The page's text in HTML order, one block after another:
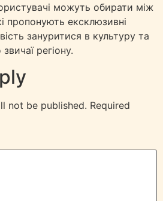
можуть обирати між
пропонують ексклюзивні
зануритися в культуру та
регіону.
not be published. Required